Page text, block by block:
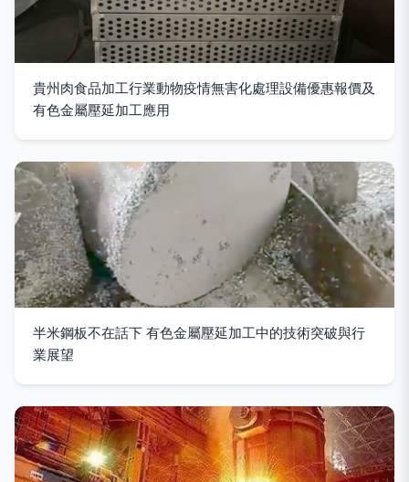
貴州肉食品加工行業動物疫情無害化處理設備優惠報價及
有色金屬壓延加工應用
半米鋼板不在話下 有色金屬壓延加工中的技術突破與行
業展望